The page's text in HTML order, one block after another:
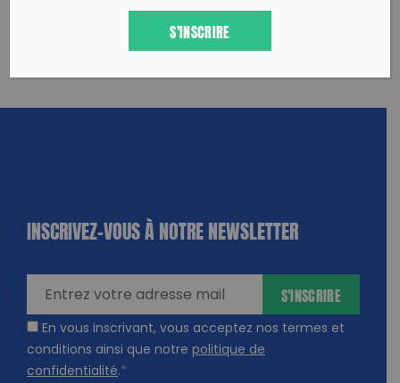
INSCRIVEZ-VOUS À NOTRE NEWSLETTER
En vous inscrivant, vous acceptez nos termes et
conditions ainsi que notre politique de
confidentialité.*
S'INSCRIRE
S'INSCRIRE